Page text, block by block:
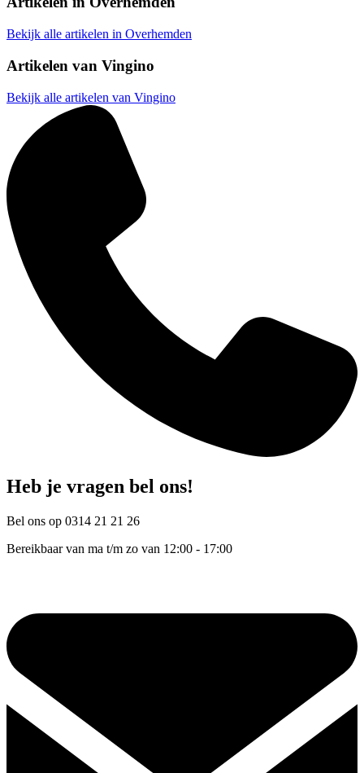
Bekijk alle artikelen in Overhemden
Artikelen van Vingino
Bekijk alle artikelen van Vingino
Heb je vragen bel ons!
Bel ons op 0314 21 21 26
Bereikbaar van ma t/m zo van 12:00 - 17:00